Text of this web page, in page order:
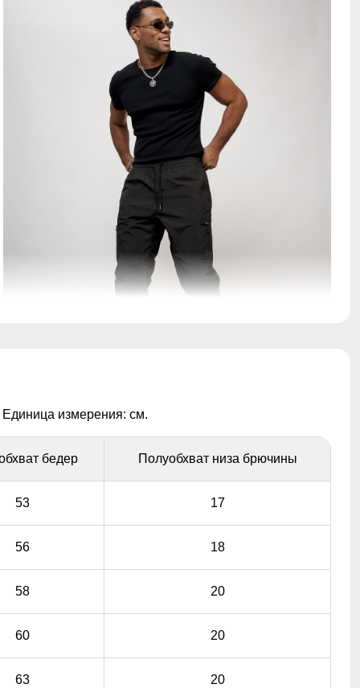
Единица измерения: см.
бедер Полуобхват низа брючины
53 17
56 18
58 20
60 20
63 20